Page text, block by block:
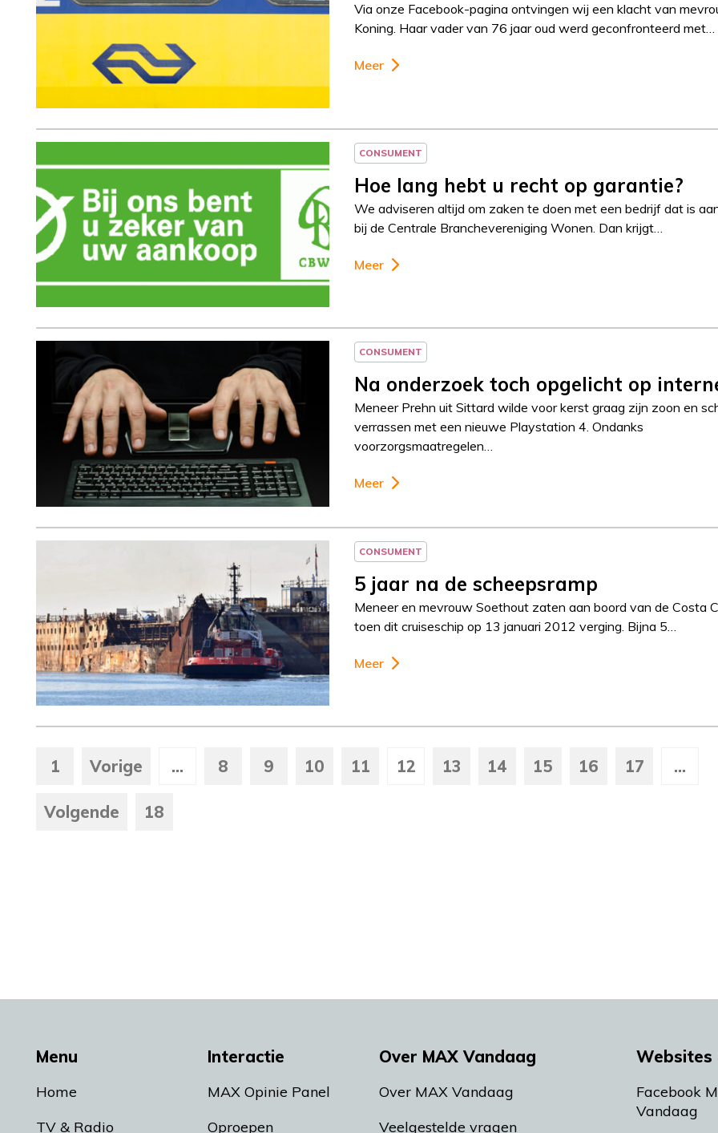
Jeanine Janssen
Via onze Facebook-pagina ontvingen wij een klacht van
Koning. Haar vader van 76 jaar oud werd geconfronteerd met…
Meer
Column
Jeanine Janssen
CONSUMENT
Hoe lang hebt u recht op garantie?
We adviseren altijd om zaken te doen met een bedrijf dat is
bij de Centrale Branchevereniging Wonen. Dan krijgt…
Meer
Column
Jeanine Janssen
CONSUMENT
Na onderzoek toch opgelicht op
Meneer Prehn uit Sittard wilde voor kerst graag zijn zoon en
verrassen met een nieuwe Playstation 4. Ondanks
voorzorgsmaatregelen…
Meer
Column
Jeanine Janssen
CONSUMENT
5 jaar na de scheepsramp
Meneer en mevrouw Soethout zaten aan boord van de Costa
toen dit cruiseschip op 13 januari 2012 verging. Bijna 5…
Meer
1 Vorige ... 8 9 10 11 12 13 14 15 16 17 ...
Volgende 18
Menu
Home
TV & Radio
Interactie
MAX Opinie Panel
Oproepen
Over MAX Vandaag
Over MAX Vandaag
Veelgestelde vragen
Websites
Facebook
Vandaag